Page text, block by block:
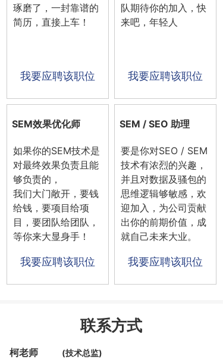
琢磨了，一封靠谱的
简历，直接上车！
我要应聘该职位
SEM效果优化师
如果你的SEM技术是
对最终效果负责且能
够负责的，
我们大门敞开，要钱
给钱，要项目给项
目，要团队给团队，
等你来大显身手！
我要应聘该职位
队期待你的加入，快
来吧，年轻人
我要应聘该职位
SEM / SEO 助理
要是你对SEO / SEM
技术有浓烈的兴趣，
并且对数据及骚包的
思维逻辑够敏感，欢
迎加入，为公司贡献
出你的前期价值，成
就自己未来大业。
我要应聘该职位
联系方式
柯老师 (技术总监)